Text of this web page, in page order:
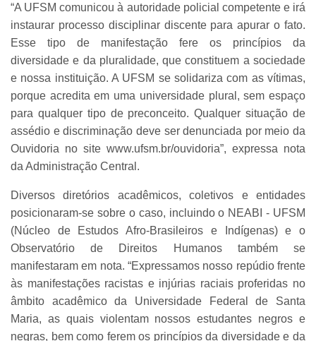
“A UFSM comunicou à autoridade policial competente e irá
instaurar processo disciplinar discente para apurar o fato.
Esse tipo de manifestação fere os princípios da
diversidade e da pluralidade, que constituem a sociedade
e nossa instituição. A UFSM se solidariza com as vítimas,
porque acredita em uma universidade plural, sem espaço
para qualquer tipo de preconceito. Qualquer situação de
assédio e discriminação deve ser denunciada por meio da
Ouvidoria no site www.ufsm.br/ouvidoria”, expressa nota
da Administração Central.
Diversos diretórios acadêmicos, coletivos e entidades
posicionaram-se sobre o caso, incluindo o NEABI - UFSM
(Núcleo de Estudos Afro-Brasileiros e Indígenas) e o
Observatório de Direitos Humanos também se
manifestaram em nota. “Expressamos nosso repúdio frente
às manifestações racistas e injúrias raciais proferidas no
âmbito acadêmico da Universidade Federal de Santa
Maria, as quais violentam nossos estudantes negros e
negras, bem como ferem os princípios da diversidade e da